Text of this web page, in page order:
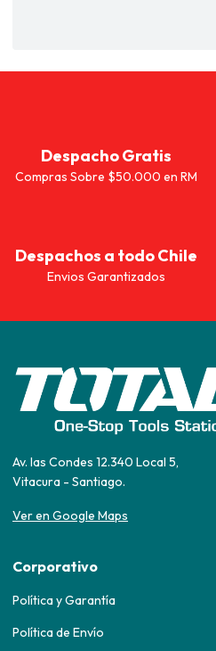
Despacho Gratis
Compras Sobre $50.000 en RM
Despachos a todo Chile
Envios Garantizados
Av. las Condes 12.340 Local 5,
Vitacura - Santiago.
Ver en Google Maps
Corporativo
Política y Garantía
Política de Envío